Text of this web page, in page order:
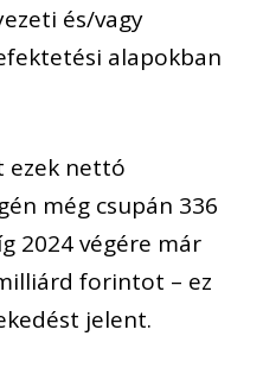
és/vagy
alapokban
ezek nettó
még csupán 336
2024 végére már
forintot – ez
jelent.